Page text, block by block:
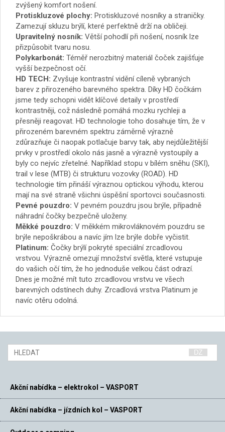
zvýšený komfort nošení.
Protiskluzové plochy: Protiskluzové nosníky a straničky.
Zamezují skluzu brýlí, které perfektně drží na obličeji.
Upravitelný nosník: Větší pohodlí při nošení, nosník lze
přizpůsobit tvaru nosu.
Polykarbonát: Téměř nerozbitný materiál čoček zajišťuje
vyšší bezpečnost očí.
HD TECH: Zvyšuje kontrastní vidění cíleně vybraných
barev z přirozeného barevného spektra. Díky HD čočkám
jsme tedy schopni vidět klíčové detaily v prostředí
kontrastněji, což následně pomáhá mozku rychleji a
přesněji reagovat. HD technologie toho dosahuje tím, že v
přirozeném barevném spektru záměrně výrazně
zdůrazňuje či naopak potlačuje barvy tak, aby nejdůležitější
prvky v prostředí okolo nás jasně a výrazně vystoupily a
byly co nejvíc zřetelné. Například stopu v bílém sněhu (SKI),
trail v lese (MTB) či strukturu vozovky (ROAD). HD
technologie tím přináší výraznou optickou výhodu, kterou
mají na své straně všichni úspěšní sportovci současnosti.
Pevné pouzdro: V pevném pouzdru jsou brýle, případně
náhradní čočky bezpečně uloženy.
Měkké pouzdro: V měkkém mikrovláknovém pouzdru se
brýle nepoškrábou a navíc jím lze brýle dobře vyčistit.
Platinum: Čočky brýlí pokryté speciální zrcadlovou
vrstvou. Výrazně omezují množství světla, které vstupuje
do vašich očí tím, že ho jednoduše velkou část odrazí.
Dnes je možné mít tuto zrcadlovou vrstvu ve všech
barevných odstínech duhy. Zrcadlová vrstva Platinum je
navíc otěru odolná.
Akční nabídka – elektrokol – VASPORT
Akční nabídka – jízdních kol – VASPORT